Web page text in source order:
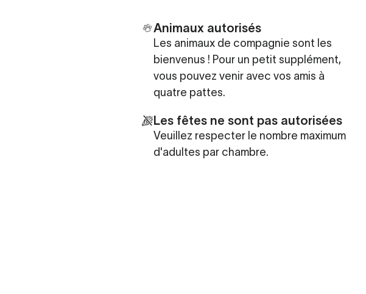
Animaux autorisés
Les animaux de compagnie sont les
bienvenus ! Pour un petit supplément,
vous pouvez venir avec vos amis à
quatre pattes.
Les fêtes ne sont pas autorisées
Veuillez respecter le nombre maximum
d'adultes par chambre.